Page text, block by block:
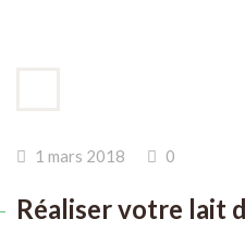
1 mars 2018 0
Réaliser votre lait